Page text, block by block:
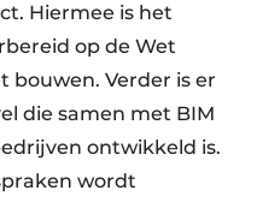
Hiermee is het
op de Wet
bouwen. Verder is er
die samen met BIM
ontwikkeld is.
wordt